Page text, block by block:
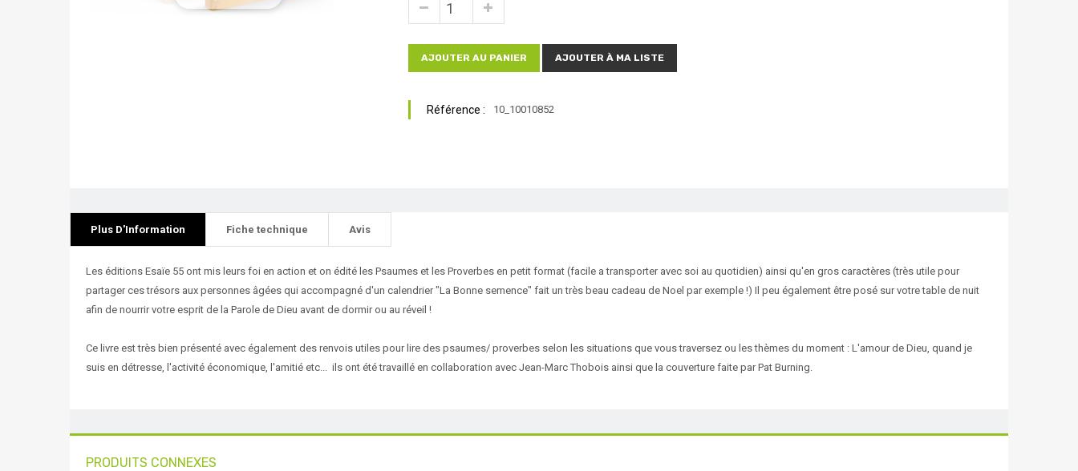
AJOUTER AU PANIER AJOUTER À MA LISTE
Référence : 10_10010852
Plus D'Information Fiche technique Avis
Les éditions Esaïe 55 ont mis leurs foi en action et on édité les Psaumes et les Proverbes en petit format (facile a transporter avec soi au quotidien) ainsi qu'en gros caractères (très utile pour
partager ces trésors aux personnes âgées qui accompagné d'un calendrier "La Bonne semence" fait un très beau cadeau de Noel par exemple !) Il peu également être posé sur votre table de nuit
afin de nourrir votre esprit de la Parole de Dieu avant de dormir ou au réveil !
Ce livre est très bien présenté avec également des renvois utiles pour lire des psaumes/ proverbes selon les situations que vous traversez ou les thèmes du moment : L'amour de Dieu, quand je
suis en détresse, l'activité économique, l'amitié etc... ils ont été travaillé en collaboration avec Jean-Marc Thobois ainsi que la couverture faite par Pat Burning.
PRODUITS CONNEXES